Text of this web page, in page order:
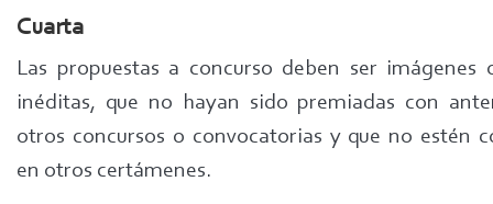
Cuarta
Las propuestas a concurso deben ser imágenes
inéditas, que no hayan sido premiadas con
otros concursos o convocatorias y que no estén
en otros certámenes.